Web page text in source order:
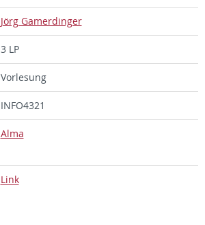
Jörg Gamerdinger
3 LP
Vor­lesung
IN­FO4321
Alma
Link